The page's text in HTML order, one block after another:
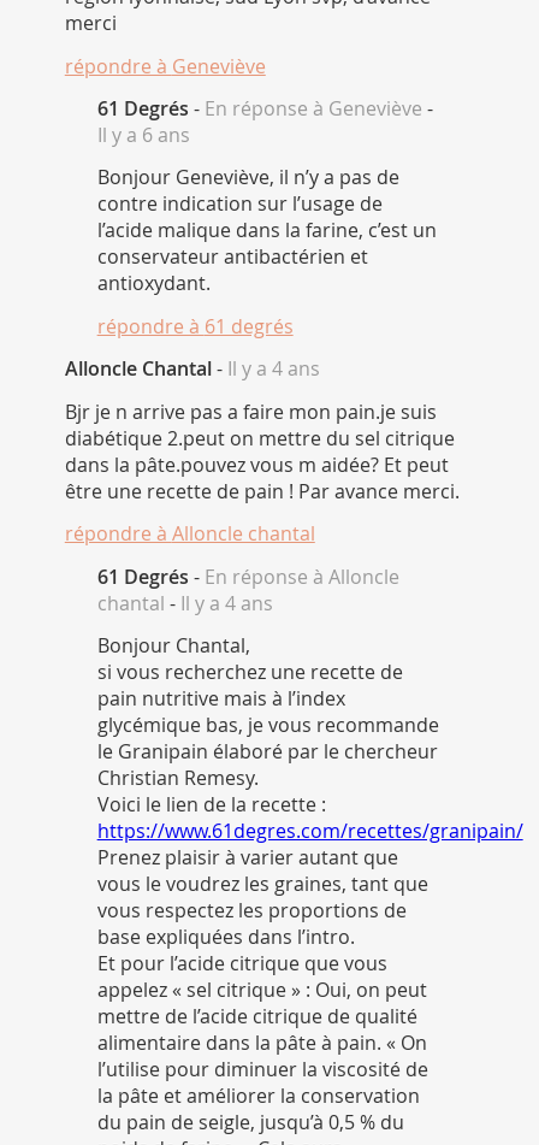
merci
répondre à Geneviève
61 Degrés - En réponse à Geneviève -
Il y a 6 ans
Bonjour Geneviève, il n’y a pas de
contre indication sur l’usage de
l’acide malique dans la farine, c’est un
conservateur antibactérien et
antioxydant.
répondre à 61 degrés
Alloncle Chantal- Il y a 4 ans
Bjr je n arrive pas a faire mon pain.je suis
diabétique 2.peut on mettre du sel citrique
dans la pâte.pouvez vous m aidée? Et peut
être une recette de pain ! Par avance merci.
répondre à Alloncle chantal
61 Degrés - En réponse à Alloncle
chantal - Il y a 4 ans
Bonjour Chantal,
si vous recherchez une recette de
pain nutritive mais à l’index
glycémique bas, je vous recommande
le Granipain élaboré par le chercheur
Christian Remesy.
Voici le lien de la recette :
https://www.61degres.com/recettes/granipain/
Prenez plaisir à varier autant que
vous le voudrez les graines, tant que
vous respectez les proportions de
base expliquées dans l’intro.
Et pour l’acide citrique que vous
appelez « sel citrique » : Oui, on peut
mettre de l’acide citrique de qualité
alimentaire dans la pâte à pain. « On
l’utilise pour diminuer la viscosité de
la pâte et améliorer la conservation
du pain de seigle, jusqu’à 0,5 % du